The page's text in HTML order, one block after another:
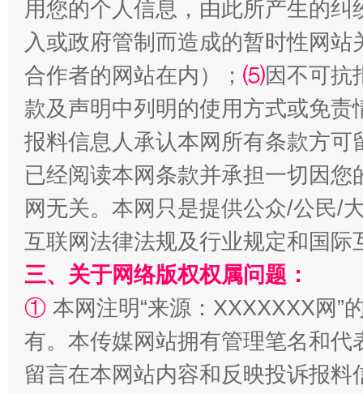
“刷贴”乱象丛生
揭批美国五大"原罪" "
用您的个人信息，由此所产生的纠
入或政府管制而造成的暂时性网
合作者的网站在内）； ⑸因不可抗
款及声明中列明的使用方式或免责
报料信息人承认本网所有条款方
已经阅读本网条款并承担一切因
网无关。本网只是提供公众/公民/
互联网法律法规及行业规定和国
三、关于网络版权权属问题：
① 本网注明“来源：XXXXXXX网”
有。本传媒网站拥有管理笔名和
留言在本网站内容和反映投诉报